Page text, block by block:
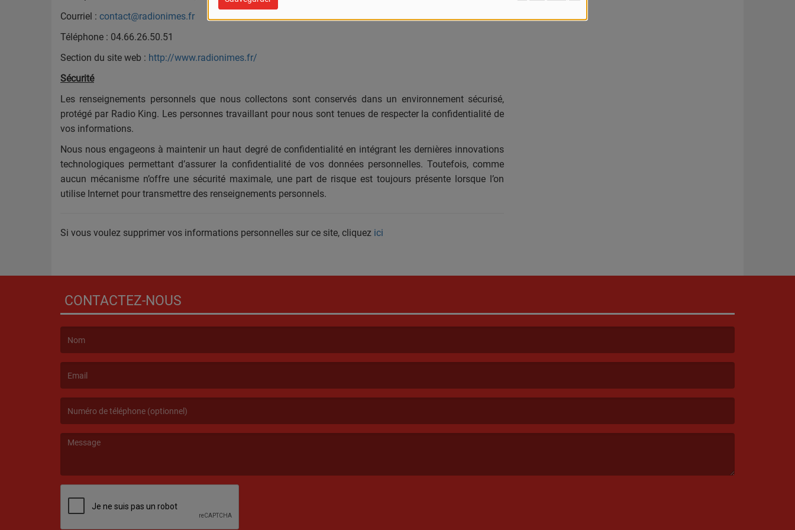
Courriel : contact@radionimes.fr
Téléphone : 04.66.26.50.51
Section du site web : http://www.radionimes.fr/
Sécurité
Les renseignements personnels que nous collectons sont conservés dans un environnement sécurisé,
protégé par Radio King. Les personnes travaillant pour nous sont tenues de respecter la confidentialité de
vos informations.
Nous nous engageons à maintenir un haut degré de confidentialité en intégrant les dernières innovations
technologiques permettant d’assurer la confidentialité de vos données personnelles. Toutefois, comme
aucun mécanisme n’offre une sécurité maximale, une part de risque est toujours présente lorsque l’on
utilise Internet pour transmettre des renseignements personnels.
Si vous voulez supprimer vos informations personnelles sur ce site, cliquez ici
CONTACTEZ-NOUS